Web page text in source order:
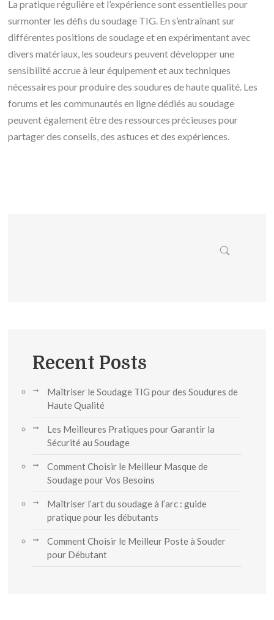
La pratique régulière et l’expérience sont essentielles pour
surmonter les défis du soudage TIG. En s’entraînant sur
différentes positions de soudage et en expérimentant avec
divers matériaux, les soudeurs peuvent développer une
sensibilité accrue à leur équipement et aux techniques
nécessaires pour produire des soudures de haute qualité. Les
forums et les communautés en ligne dédiés au soudage
peuvent également être des ressources précieuses pour
partager des conseils, des astuces et des expériences.
Recent Posts
Maîtriser le Soudage TIG pour des Soudures de
Haute Qualité
Les Meilleures Pratiques pour Garantir la
Sécurité au Soudage
Comment Choisir le Meilleur Masque de
Soudage pour Vos Besoins
Maîtriser l’art du soudage à l’arc : guide
pratique pour les débutants
Comment Choisir le Meilleur Poste à Souder
pour Débutant